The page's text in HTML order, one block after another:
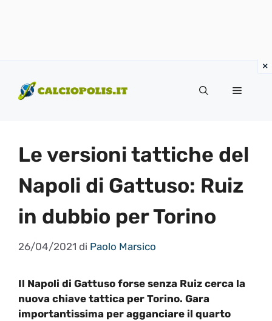
contenuto
Menu
Le versioni tattiche del
Napoli di Gattuso: Ruiz
in dubbio per Torino
26/04/2021 di Paolo Marsico
Il Napoli di Gattuso forse senza Ruiz cerca la
nuova chiave tattica per Torino. Gara
importantissima per agganciare il quarto